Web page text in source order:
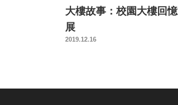
大樓故事：校園大樓回憶
展
2019.12.16